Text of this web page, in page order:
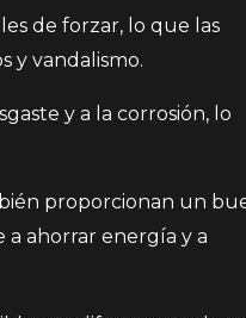
de forzar, lo que las
y vandalismo.
y a la corrosión, lo
proporcionan un
ahorrar energía y a